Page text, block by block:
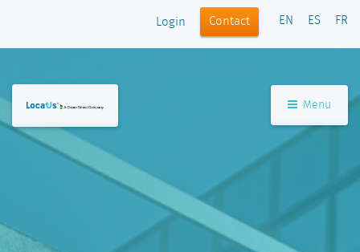
Login Contact EN ES FR
Menu